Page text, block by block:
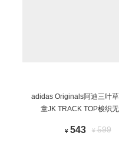
adidas Originals阿迪三叶
童JK TRACK TOP梭织
¥ 543 ¥599